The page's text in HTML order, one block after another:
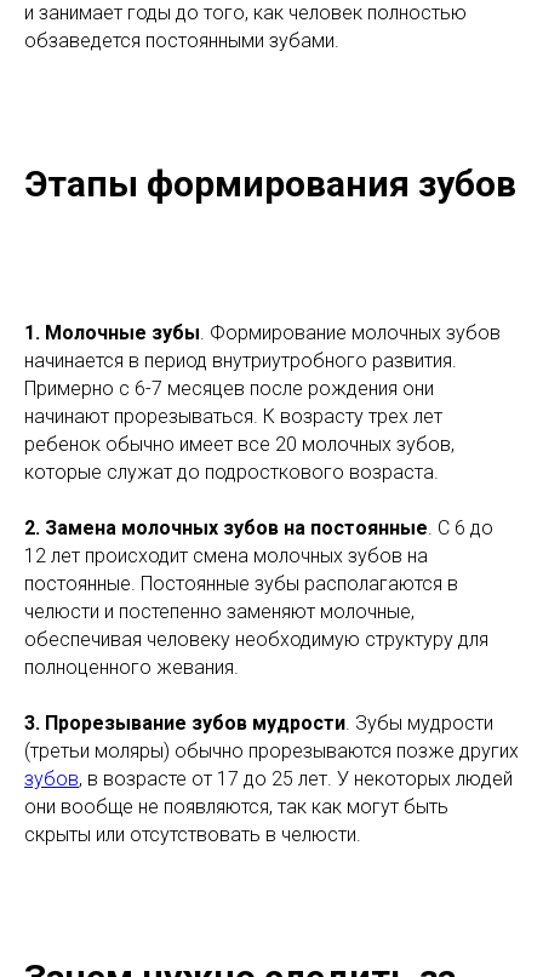
и занимает годы до того, как человек полностью
обзаведется постоянными зубами.
Этапы формирования зубов
1. Молочные зубы. Формирование молочных зубов
начинается в период внутриутробного развития.
Примерно с 6-7 месяцев после рождения они
начинают прорезываться. К возрасту трех лет
ребенок обычно имеет все 20 молочных зубов,
которые служат до подросткового возраста.
2. Замена молочных зубов на постоянные. С 6 до
12 лет происходит смена молочных зубов на
постоянные. Постоянные зубы располагаются в
челюсти и постепенно заменяют молочные,
обеспечивая человеку необходимую структуру для
полноценного жевания.
3. Прорезывание зубов мудрости. Зубы мудрости
(третьи моляры) обычно прорезываются позже других
зубов, в возрасте от 17 до 25 лет. У некоторых людей
они вообще не появляются, так как могут быть
скрыты или отсутствовать в челюсти.